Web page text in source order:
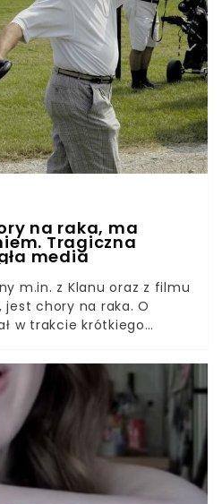
Z tego powodu
kariery, oddając się
synkiem.
na raka, ma
Tragiczna
media
m.in. z Klanu oraz z filmu
jest chory na raka. O
w trakcie krótkiego
przestaje być
wpływu. Smutna
wszystkie media.Istnieje
Strzelecki wyzdrowieje.
z nieoperacyjnym
zbiera pieniądze na
W tym celu można
Fundacji Rak’n’Roll